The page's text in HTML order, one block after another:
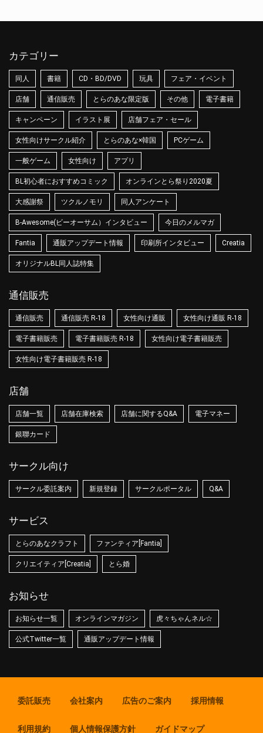
カテゴリー
同人 書籍 CD・BD/DVD 玩具 フェア・イベント
店舗 通信販売 とらのあな限定版 その他 電子書籍
キャンペーン イラスト展 店舗フェア・セール
女性向けサークル紹介 とらのあな×韓国 PCゲーム
一般ゲーム 女性向け アプリ
BL初心者におすすめコミック オンラインとら祭り2020夏
大感謝祭 ツクルノモリ 同人アンケート
B-Awesome(ビーオーサム）インタビュー 今日のメルマガ
Fantia 通販アップデート情報 印刷所インタビュー Creatia
オリジナルBL同人誌特集
通信販売
通信販売 通信販売 R-18 女性向け通販 女性向け通販 R-18
電子書籍販売 電子書籍販売 R-18 女性向け電子書籍販売
女性向け電子書籍販売 R-18
店舗
店舗一覧 店舗在庫検索 店舗に関するQ&A 電子マネー
銀聯カード
サークル向け
サークル委託案内 新規登録 サークルポータル Q&A
サービス
とらのあなクラフト ファンティア[Fantia]
クリエイティア[Creatia] とら婚
お知らせ
お知らせ一覧 オンラインマガジン 虎々ちゃんネル☆
公式Twitter一覧 通販アップデート情報
委託販売 会社案内 広告のご案内 採用情報
利用規約 個人情報保護方針 ガイドマップ